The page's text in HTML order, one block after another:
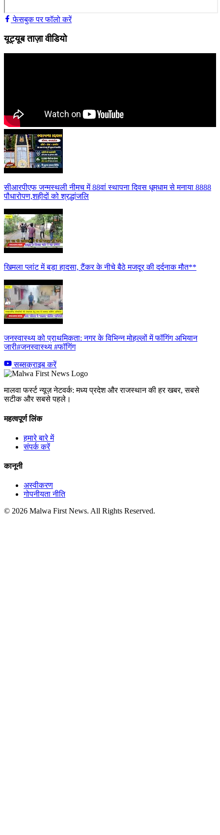
फेसबुक पर फॉलो करें
यूट्यूब ताज़ा वीडियो
सीआरपीएफ जन्मस्थली नीमच में 88वां स्थापना दिवस धूमधाम से मनाया 8888
पौधारोपण,शहीदों को श्रद्धांजलि
खिमला प्लांट में बड़ा हादसा, टैंकर के नीचे बैठे मजदूर की दर्दनाक मौत**
जनस्वास्थ्य को प्राथमिकता: नगर के विभिन्न मोहल्लों में फॉगिंग अभियान
जारी#जनस्वास्थ्य #फॉगिंग
सब्सक्राइब करें
मालवा फर्स्ट न्यूज़ नेटवर्क: मध्य प्रदेश और राजस्थान की हर खबर, सबसे
सटीक और सबसे पहले।
महत्वपूर्ण लिंक
हमारे बारे में
संपर्क करें
कानूनी
अस्वीकरण
गोपनीयता नीति
© 2026 Malwa First News. All Rights Reserved.